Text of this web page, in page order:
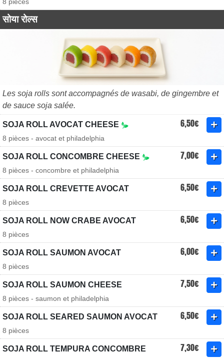
सोया रोल्स
Les soja rolls sont accompagnés de wasabi, de gingembre et
de sauce soja salée.
SOJA ROLL AVOCAT CHEESE 6,50€
8 pièces - avocat et philadelphia
SOJA ROLL CONCOMBRE CHEESE 7,00€
8 pièces - concombre et philadelphia
SOJA ROLL CREVETTE AVOCAT 6,50€
8 pièces
SOJA ROLL NOW CRABE AVOCAT 6,50€
8 pièces
SOJA ROLL SAUMON AVOCAT 6,00€
8 pièces
SOJA ROLL SAUMON CHEESE 7,50€
8 pièces - saumon et philadelphia
SOJA ROLL SEARED SAUMON AVOCAT 6,50€
8 pièces
SOJA ROLL TEMPURA CONCOMBRE 7,30€